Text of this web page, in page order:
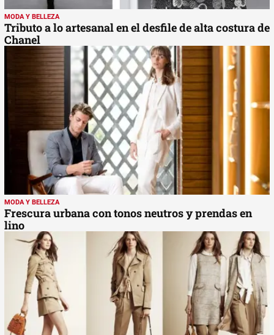
MODA Y BELLEZA
Tributo a lo artesanal en el desfile de alta costura de
Chanel
MODA Y BELLEZA
Frescura urbana con tonos neutros y prendas en
lino